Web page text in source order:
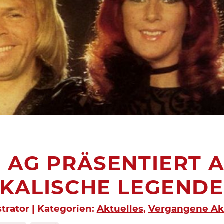
AG PRÄSENTIERT
LEGENDE
| Kategorien: Aktuelles, Vergangene